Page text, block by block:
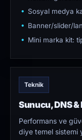
Sosyal medya
Banner/slider/
Mini marka kit:
Teknik
Sunucu, DNS
Performans ve
diye temel sistemi